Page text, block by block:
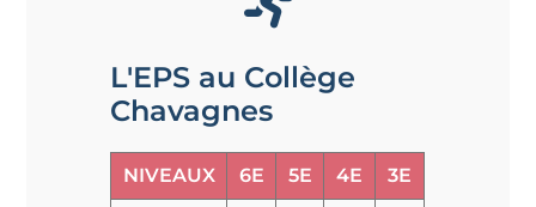
L'EPS au Collège
Chavagnes
NIVEAUX 6E 5E 4E
3E